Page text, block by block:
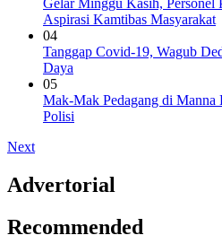
Gelar Minggu Kasih, Personel
Aspirasi Kamtibas Masyarakat
04
Tanggap Covid-19, Wagub
Daya
05
Mak-Mak Pedagang di Manna
Polisi
Next
Advertorial
Recommended